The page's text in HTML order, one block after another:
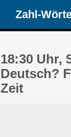
Zahl-
18:30 Uhr,
Deutsch?
Zeit